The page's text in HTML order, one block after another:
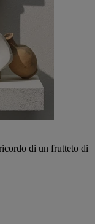
di un frutteto di